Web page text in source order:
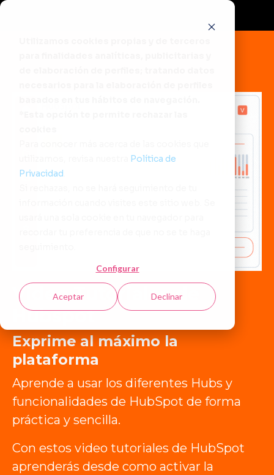
Política de
Privacidad
Configurar
Aceptar Declinar
Video Tutoriales de
Hubspot
Exprime al máximo la
plataforma
Aprende a usar los diferentes Hubs y
funcionalidades de HubSpot de forma
práctica y sencilla.
Con estos video tutoriales de HubSpot
aprenderás desde como activar la